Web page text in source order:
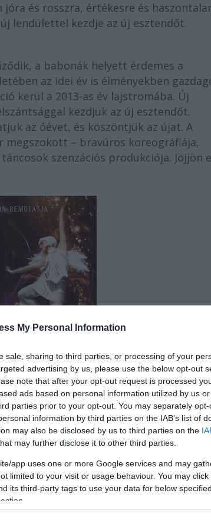
My Personal Information
sale, sharing to third parties, or processing of your
advertising by us, please use the below opt-out
note that after your opt-out request is processed
ads based on personal information utilized by us
parties prior to your opt-out. You may separately
information by third parties on the IAB’s list of
may also be disclosed by us to third parties on the
may further disclose it to other third parties.
app uses one or more Google services and may
limited to your visit or usage behaviour. You may
its third-party tags to use your data for below
és rosszra, értékesre és
lendülettel kezdje az új esztendőt.
a babonák helyett érdemes a
az idei év is élményekben
kerül a 2013-as év lajstromába. Új
kezdjük az új esztendőt.
az óévet, és köszöntjük az újat. A
megszokott – bravúros koreográfiája,
szenzációs produkciója. Jöjjön
előadás